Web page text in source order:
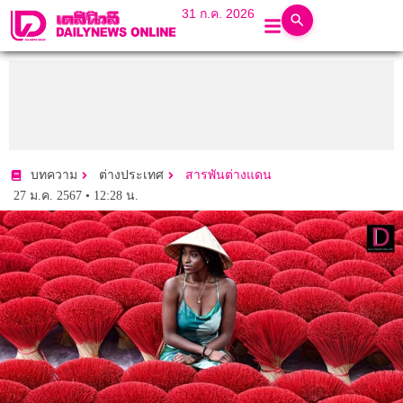
31 ก.ค. 2026
บทความ ต่างประเทศ
สารพันต่างแดน
27 ม.ค. 2567 • 12:28 น.